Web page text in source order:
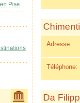
Adresse:
Téléphone:
Da
Pise